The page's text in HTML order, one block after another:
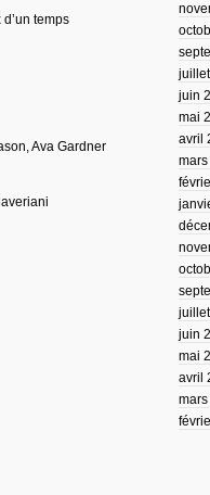
temps
Ava Gardner
juin
mai
avril
juin
mai
avril